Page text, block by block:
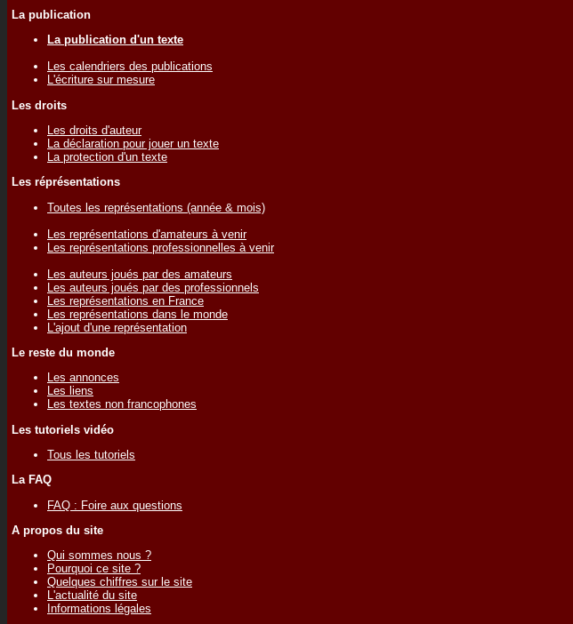
La publication
La publication d'un texte
Les calendriers des publications
L'écriture sur mesure
Les droits
Les droits d'auteur
La déclaration pour jouer un texte
La protection d'un texte
Les réprésentations
Toutes les représentations (année & mois)
Les représentations d'amateurs à venir
Les représentations professionnelles à venir
Les auteurs joués par des amateurs
Les auteurs joués par des professionnels
Les représentations en France
Les représentations dans le monde
L'ajout d'une représentation
Le reste du monde
Les annonces
Les liens
Les textes non francophones
Les tutoriels vidéo
Tous les tutoriels
La FAQ
FAQ : Foire aux questions
A propos du site
Qui sommes nous ?
Pourquoi ce site ?
Quelques chiffres sur le site
L'actualité du site
Informations légales